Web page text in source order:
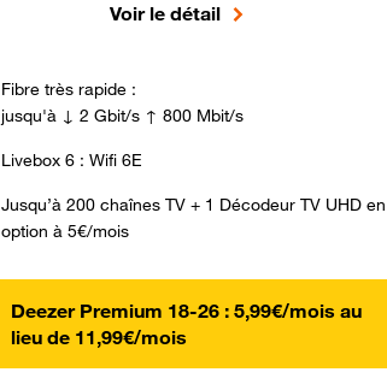
Voir le détail
Fibre très rapide :
jusqu'à ↓ 2 Gbit/s ↑ 800 Mbit/s
Livebox 6 : Wifi 6E
Jusqu’à 200 chaînes TV + 1 Décodeur TV UHD en
option à 5€/mois
Deezer Premium 18-26 : 5,99€/mois au
lieu de 11,99€/mois